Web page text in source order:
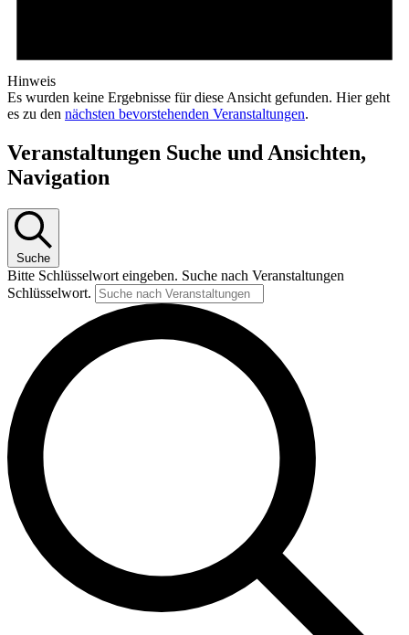
Hinweis
Es wurden keine Ergebnisse für diese Ansicht gefunden. Hier geht
es zu den nächsten bevorstehenden Veranstaltungen.
Veranstaltungen Suche und Ansichten,
Navigation
Suche
Bitte Schlüsselwort eingeben. Suche nach Veranstaltungen
Schlüsselwort.